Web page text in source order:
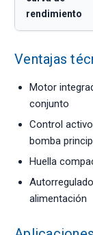
rendimiento
Ventajas
Motor
conjunto
Control
bomba
Huella
alimentación